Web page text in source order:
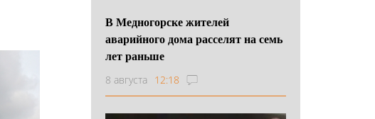
В Медногорске жителей
аварийного дома расселят на семь
лет раньше
8 августа 12:18